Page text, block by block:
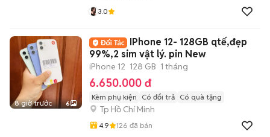
3.0
8 giờ trước 6
IPhone 12- 128GB qtế,đẹp
99%,2 sim vật lý. pin New
iPhone 12 128 GB 1 tháng
6.650.000 đ
Kèm phụ kiện Có đổi trả Có quà tặng
Tp Hồ Chí Minh
4.9 126 đã bán